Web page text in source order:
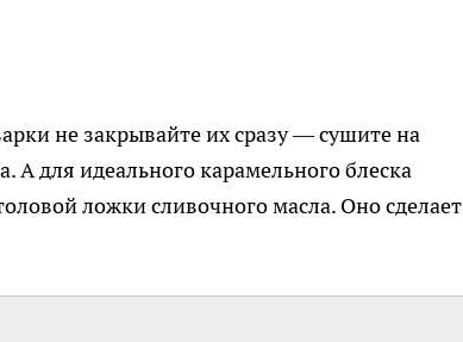
не закрывайте их сразу — сушите на
А для идеального карамельного блеска
ложки сливочного масла. Оно сделает